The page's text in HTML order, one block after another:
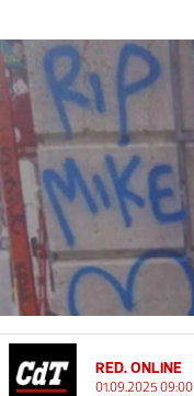
RED. ONLINE
01.09.2025 09:00